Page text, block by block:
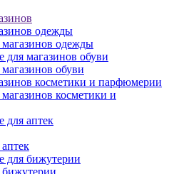
одежды
одежды
для магазинов обуви
обуви
косметики и парфюмерии
косметики и
для аптек
для бижутерии